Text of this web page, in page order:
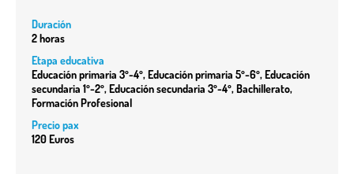
Duración
2 horas
Etapa educativa
Educación primaria 3º-4º, Educación primaria 5º-6º, Educación
secundaria 1º-2º, Educación secundaria 3º-4º, Bachillerato,
Formación Profesional
Precio pax
120 Euros